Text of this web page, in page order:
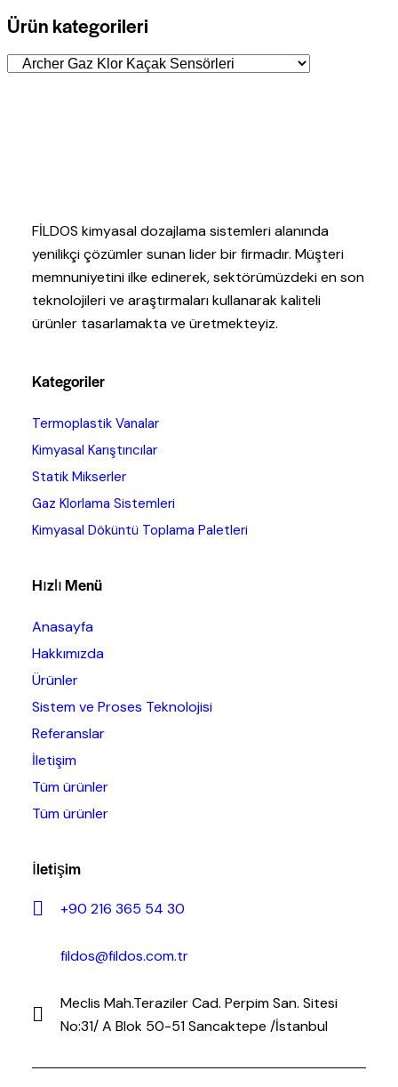
Ürün kategorileri
FİLDOS kimyasal dozajlama sistemleri alanında
yenilikçi çözümler sunan lider bir firmadır. Müşteri
memnuniyetini ilke edinerek, sektörümüzdeki en son
teknolojileri ve araştırmaları kullanarak kaliteli
ürünler tasarlamakta ve üretmekteyiz.
Kategoriler
Termoplastik Vanalar
Kimyasal Karıştırıcılar
Statik Mikserler
Gaz Klorlama Sistemleri
Kimyasal Döküntü Toplama Paletleri
Hızlı Menü
Anasayfa
Hakkımızda
Ürünler
Sistem ve Proses Teknolojisi
Referanslar
İletişim
Tüm ürünler
Tüm ürünler
İletişim
+90 216 365 54 30
fildos@fildos.com.tr
Meclis Mah.Teraziler Cad. Perpim San. Sitesi
No:31/ A Blok 50-51 Sancaktepe /İstanbul